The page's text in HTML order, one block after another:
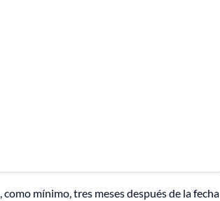
mínimo, tres meses después de la fecha